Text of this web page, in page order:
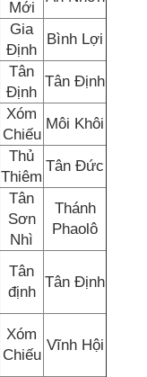
Mới
Gia
Định
Bình Lợi
Tân
Định
Tân Định
Xóm
Chiếu
Môi Khôi
Thủ
Thiêm
Tân Đức
Tân
Sơn
Nhì
Thánh
Phaolô
Tân
định
Tân Định
Xóm
Chiếu
Vĩnh Hội